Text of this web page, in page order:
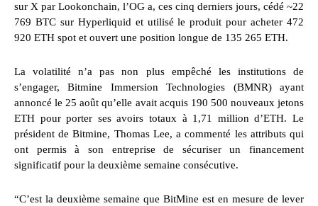
sur X par Lookonchain, l’OG a, ces cinq derniers jours, cédé ~22
769 BTC sur Hyperliquid et utilisé le produit pour acheter 472
920 ETH spot et ouvert une position longue de 135 265 ETH.
La volatilité n’a pas non plus empêché les institutions de
s’engager, Bitmine Immersion Technologies (BMNR) ayant
annoncé le 25 août qu’elle avait acquis 190 500 nouveaux jetons
ETH pour porter ses avoirs totaux à 1,71 million d’ETH. Le
président de Bitmine, Thomas Lee, a commenté les attributs qui
ont permis à son entreprise de sécuriser un financement
significatif pour la deuxième semaine consécutive.
“C’est la deuxième semaine que BitMine est en mesure de lever